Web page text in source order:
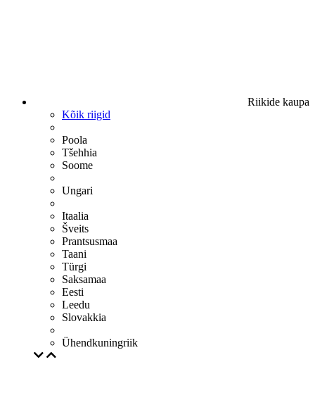
Riikide kaupa
Kõik riigid
Poola
Tšehhia
Soome
Ungari
Itaalia
Šveits
Prantsusmaa
Taani
Türgi
Saksamaa
Eesti
Leedu
Slovakkia
Ühendkuningriik